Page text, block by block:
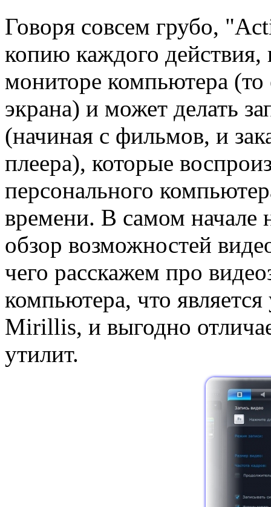
Говоря совсем грубо,
копию каждого действия,
мониторе компьютера (то
экрана) и может делать
(начиная с фильмов, и
плеера), которые
персонального
времени. В самом
обзор возможностей
чего расскажем про
компьютера, что
Mirillis, и выгодно
утилит.